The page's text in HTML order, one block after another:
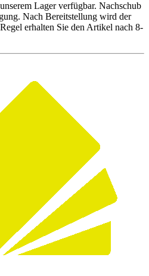
Lager verfügbar. Nachschub
Nach Bereitstellung wird der
erhalten Sie den Artikel nach 8-